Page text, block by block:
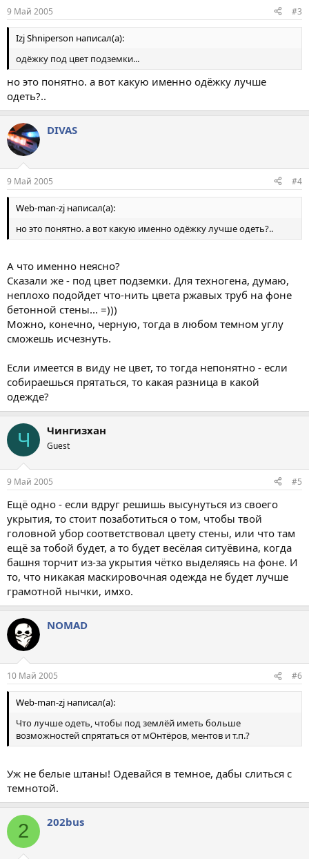
9 Май 2005 #3
Izj Shniperson написал(а):
одёжку под цвет подземки...
но это понятно. а вот какую именно одёжку лучше
одеть?..
DIVAS
9 Май 2005 #4
Web-man-zj написал(а):
но это понятно. а вот какую именно одёжку лучше одеть?..
А что именно неясно?
Сказали же - под цвет подземки. Для техногена, думаю,
неплохо подойдет что-нить цвета ржавых труб на фоне
бетонной стены... =)))
Можно, конечно, черную, тогда в любом темном углу
сможешь исчезнуть.
Если имеется в виду не цвет, то тогда непонятно - если
собираешься прятаться, то какая разница в какой
одежде?
Ч Чингизхан
Guest
9 Май 2005 #5
Ещё одно - если вдруг решишь высунуться из своего
укрытия, то стоит позаботиться о том, чтобы твой
головной убор соответствовал цвету стены, или что там
ещё за тобой будет, а то будет весёлая ситуёвина, когда
башня торчит из-за укрытия чётко выделяясь на фоне. И
то, что никакая маскировочная одежда не будет лучше
грамотной нычки, имхо.
NOMAD
10 Май 2005 #6
Web-man-zj написал(а):
Что лучше одеть, чтобы под землёй иметь больше
возможностей спрятаться от мОнтёров, ментов и т.п.?
Уж не белые штаны! Одевайся в темное, дабы слиться с
темнотой.
2 202bus